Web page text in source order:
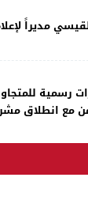
مديراً
رسمية
مع انطلاق